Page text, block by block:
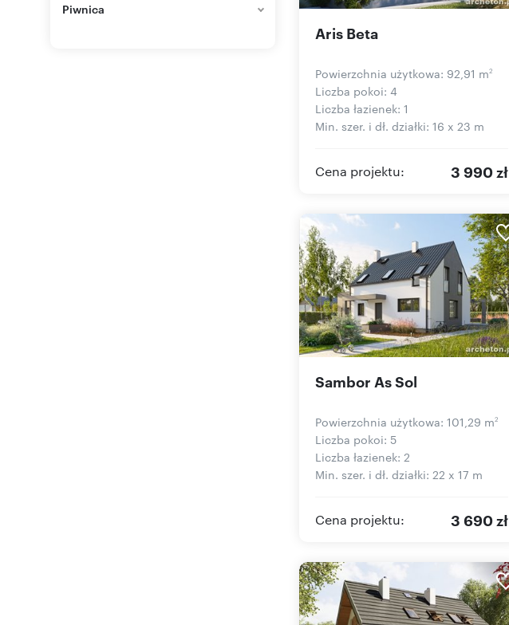
Piwnica
Aris Beta
Powierzchnia użytkowa: 92,91 m2
Liczba pokoi: 4
Liczba łazienek: 1
Min. szer. i dł. działki: 16 x 23 m
Cena projektu: 3 990 zł
Sambor As Sol
Powierzchnia użytkowa: 101,29 m2
Liczba pokoi: 5
Liczba łazienek: 2
Min. szer. i dł. działki: 22 x 17 m
Cena projektu: 3 690 zł